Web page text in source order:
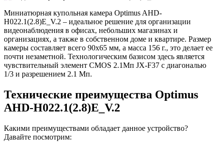
Миниатюрная купольная камера Optimus AHD-
H022.1(2.8)E_V.2 – идеальное решение для организации
видеонаблюдения в офисах, небольших магазинах и
организациях, а также в собственном доме и квартире. Размер
камеры составляет всего 90х65 мм, а масса 156 г., это делает ее
почти незаметной. Технологическим базисом здесь является
чувствительный элемент CMOS 2.1Мп JX-F37 с диагональю
1/3 и разрешением 2.1 Мп.
Технические преимущества Optimus
AHD-H022.1(2.8)E_V.2
Какими преимуществами обладает данное устройство?
Давайте посмотрим: